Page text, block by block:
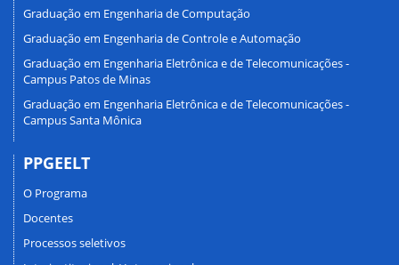
Graduação em Engenharia de Computação
Graduação em Engenharia de Controle e Automação
Graduação em Engenharia Eletrônica e de Telecomunicações -
Campus Patos de Minas
Graduação em Engenharia Eletrônica e de Telecomunicações -
Campus Santa Mônica
PPGEELT
O Programa
Docentes
Processos seletivos